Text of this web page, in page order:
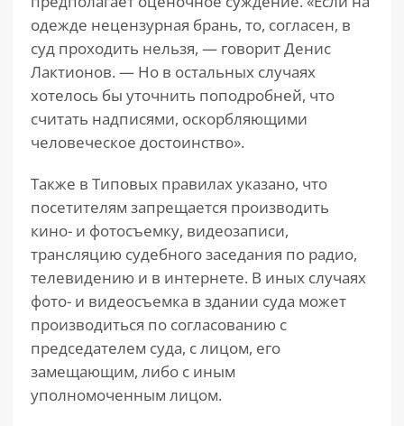
одежде нецензурная брань, то, согласен, в
суд проходить нельзя, — говорит Денис
Лактионов. — Но в остальных случаях
хотелось бы уточнить поподробней, что
считать надписями, оскорбляющими
человеческое достоинство».
Также в Типовых правилах указано, что
посетителям запрещается производить
кино- и фотосъемку, видеозаписи,
трансляцию судебного заседания по радио,
телевидению и в интернете. В иных случаях
фото- и видеосъемка в здании суда может
производиться по согласованию с
председателем суда, с лицом, его
замещающим, либо с иным
уполномоченным лицом.